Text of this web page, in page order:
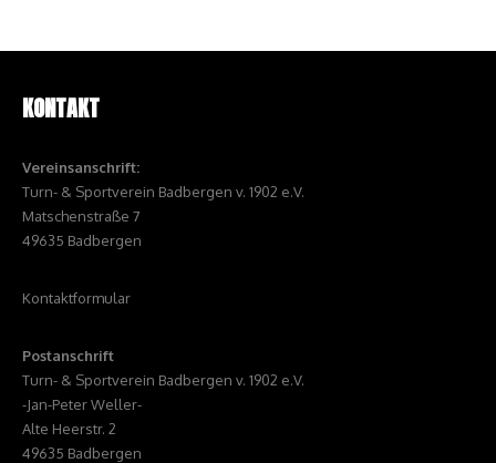
KONTAKT
Vereinsanschrift:
Turn- & Sportverein Badbergen v. 1902 e.V.
Matschenstraße 7
49635 Badbergen
Kontaktformular
Postanschrift
Turn- & Sportverein Badbergen v. 1902 e.V.
-Jan-Peter Weller-
Alte Heerstr. 2
49635 Badbergen